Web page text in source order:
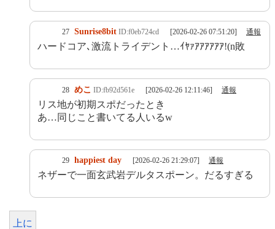
27 Sunrise8bit ID:f0eb724cd [2026-02-26 07:51:20] 通報
ハードコア､激流トライデント…ｲﾔｧｱｱｱｱｱｱ!(n敗
28 めこ ID:fb92d561e [2026-02-26 12:11:46] 通報
リス地が初期スポだったとき
あ…同じこと書いてる人いるw
29 happiest day [2026-02-26 21:29:07] 通報
ネザーで一面玄武岩デルタスポーン。だるすぎる
上に